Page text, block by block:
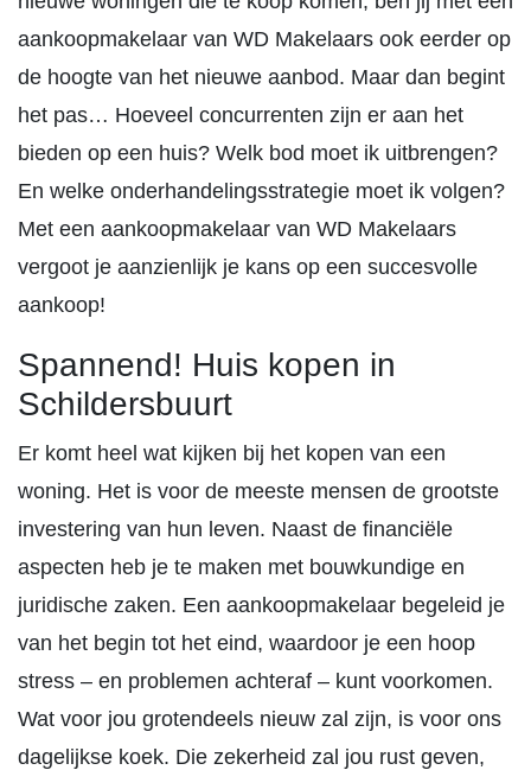
aankoopmakelaar van WD Makelaars ook eerder op
de hoogte van het nieuwe aanbod. Maar dan begint
het pas… Hoeveel concurrenten zijn er aan het
bieden op een huis? Welk bod moet ik uitbrengen?
En welke onderhandelingsstrategie moet ik volgen?
Met een aankoopmakelaar van WD Makelaars
vergoot je aanzienlijk je kans op een succesvolle
aankoop!
Spannend! Huis kopen in
Schildersbuurt
Er komt heel wat kijken bij het kopen van een
woning. Het is voor de meeste mensen de grootste
investering van hun leven. Naast de financiële
aspecten heb je te maken met bouwkundige en
juridische zaken. Een aankoopmakelaar begeleid je
van het begin tot het eind, waardoor je een hoop
stress – en problemen achteraf – kunt voorkomen.
Wat voor jou grotendeels nieuw zal zijn, is voor ons
dagelijkse koek. Die zekerheid zal jou rust geven,